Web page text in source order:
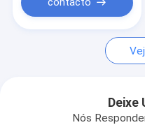
Deixe
Nós